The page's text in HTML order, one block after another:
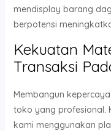
mendisplay barang
berpotensi
Kekuatan
Transaksi
Membangun
toko yang profesional.
kami menggunakan